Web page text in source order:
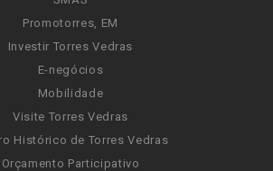
Promotorres, EM
Investir Torres Vedras
E-negócios
Mobilidade
Visite Torres Vedras
Histórico de Torres Vedras
Orçamento Participativo